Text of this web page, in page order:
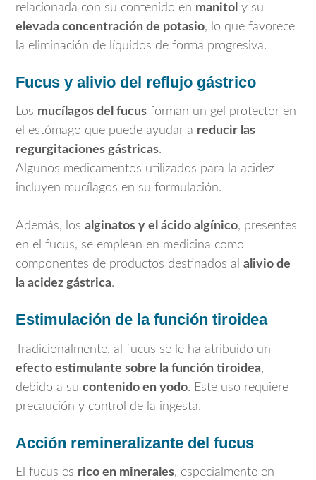
relacionada con su contenido en manitol y su
elevada concentración de potasio, lo que favorece
la eliminación de líquidos de forma progresiva.
Fucus y alivio del reflujo gástrico
Los mucílagos del fucus forman un gel protector en
el estómago que puede ayudar a reducir las
regurgitaciones gástricas.
Algunos medicamentos utilizados para la acidez
incluyen mucílagos en su formulación.
Además, los alginatos y el ácido algínico, presentes
en el fucus, se emplean en medicina como
componentes de productos destinados al alivio de
la acidez gástrica.
Estimulación de la función tiroidea
Tradicionalmente, al fucus se le ha atribuido un
efecto estimulante sobre la función tiroidea,
debido a su contenido en yodo. Este uso requiere
precaución y control de la ingesta.
Acción remineralizante del fucus
El fucus es rico en minerales, especialmente en